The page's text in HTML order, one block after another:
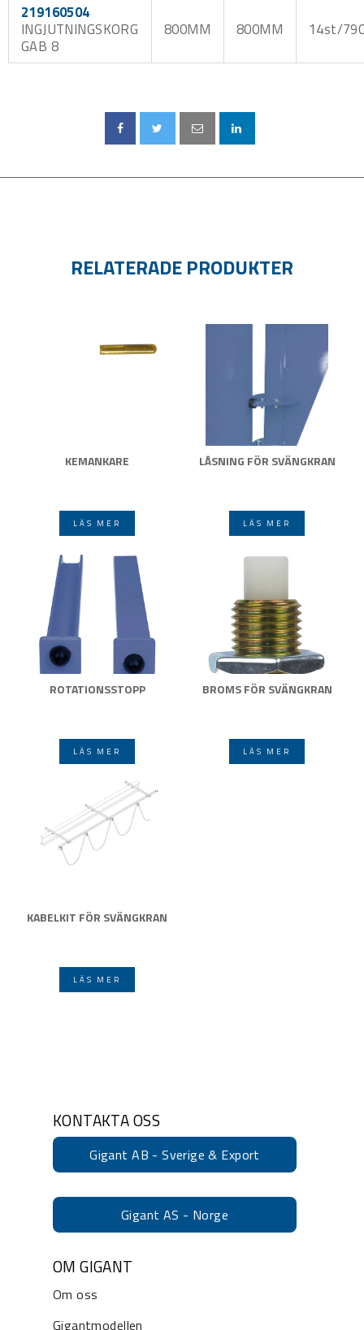
219160504
INGJUTNINGSKORG
GAB 8
800MM 800MM 14st/
RELATERADE PRODUKTER
KEMANKARE
LÄS MER
LÅSNING FÖR SVÄNGKRAN
LÄS MER
ROTATIONSSTOPP
LÄS MER
BROMS FÖR SVÄNGKRAN
LÄS MER
KABELKIT FÖR SVÄNGKRAN
LÄS MER
KONTAKTA OSS
Gigant AB - Sverige & Export
Gigant AS - Norge
OM GIGANT
Om oss
Gigantmodellen